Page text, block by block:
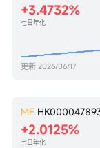
+3.4732%
七日年化
更新 2026/06/17
MF
+2.0125%
七日年化